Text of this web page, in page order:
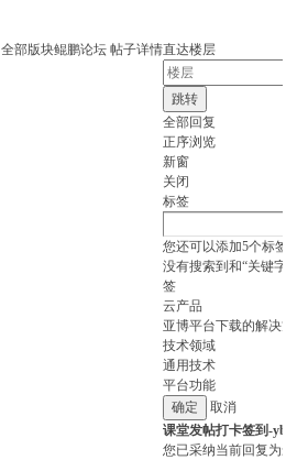
全部版块鲲鹏论坛 帖子详情直达楼层
跳转
全部回复
正序浏览
新窗
关闭
标签
您还可以添加5个标签
没有搜索到和“关键字”
签
云产品
亚博平台下载的解决方
技术领域
通用技术
平台功能
取消
课堂发帖打卡签到-yb
您已采纳当前回复为